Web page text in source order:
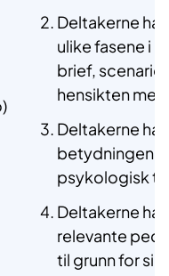
Deltakerne
ulike fasene i
brief,
hensikten
Deltakerne
betydningen
psykologisk
Deltakerne
relevante
til grunn for